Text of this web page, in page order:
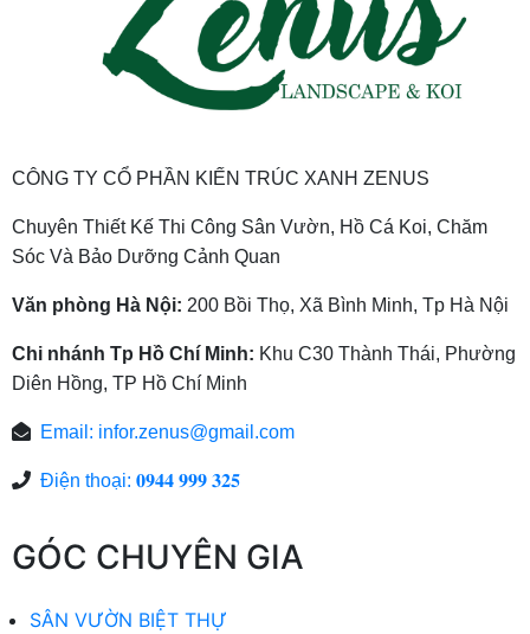
CÔNG TY CỔ PHẦN KIẾN TRÚC XANH ZENUS
Chuyên Thiết Kế Thi Công Sân Vườn, Hồ Cá Koi, Chăm
Sóc Và Bảo Dưỡng Cảnh Quan
Văn phòng Hà Nội: 200 Bồi Thọ, Xã Bình Minh, Tp Hà Nội
Chi nhánh Tp Hồ Chí Minh: Khu C30 Thành Thái, Phường
Diên Hồng, TP Hồ Chí Minh
Email: infor.zenus@gmail.com
Điện thoại: 𝟎𝟗𝟒𝟒 𝟗𝟗𝟗 𝟑𝟐𝟓
GÓC CHUYÊN GIA
SÂN VƯỜN BIỆT THỰ